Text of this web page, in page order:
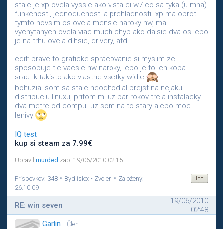
stale je xp ovela vyssie ako vista ci w7 co sa tyka (u mna)
funkcnosti, jednoduchosti a prehladnosti. xp ma oproti
tymto novsim os ovela mensie naroky hw, ma
vychytanych ovela viac much-chyb ako dalsie dva os lebo
je na trhu ovela dlhsie, drivery, atd ...
edit: prave to graficke spracovanie si myslim ze
sposobuje tie vacsie hw naroky, lebo je to len kopa
srac..k takisto ako vlastne vsetky widle
bohuzial som sa stale neodhodlal prejst na nejaku
distribuciu linuxu, pritom mi uz par rokov trcia instalacky
dva metre od compu. uz som na to stary alebo moc
lenivy
IQ test
kup si steam za 7.99€
Upravil murded zap. 19/06/2010 02:15
Príspevkov: 348 • Bydlisko: • Zvolen • Založený:
26.10.09
RE: win seven
19/06/2010
02:48
Garlin - Člen